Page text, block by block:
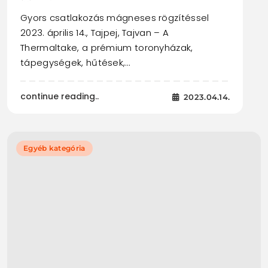
Gyors csatlakozás mágneses rögzítéssel
2023. április 14., Tajpej, Tajvan – A
Thermaltake, a prémium toronyházak,
tápegységek, hűtések,…
continue reading.. 2023.04.14.
Egyéb kategória